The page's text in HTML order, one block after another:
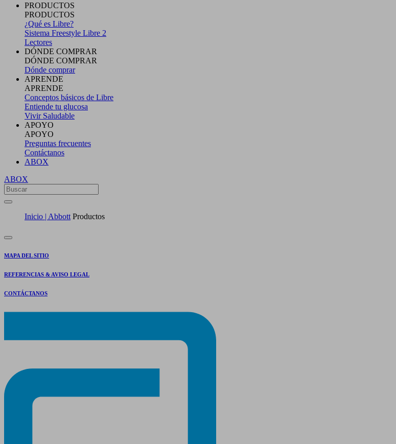
PRODUCTOS
PRODUCTOS
¿Qué es Libre?
Sistema Freestyle Libre 2
Lectores
DÓNDE COMPRAR
DÓNDE COMPRAR
Dónde comprar
APRENDE
APRENDE
Conceptos básicos de Libre
Entiende tu glucosa
Vivir Saludable
APOYO
APOYO
Preguntas frecuentes
Contáctanos
ABOX
ABOX
Inicio | Abbott Productos
MAPA DEL SITIO
REFERENCIAS & AVISO LEGAL
CONTÁCTANOS